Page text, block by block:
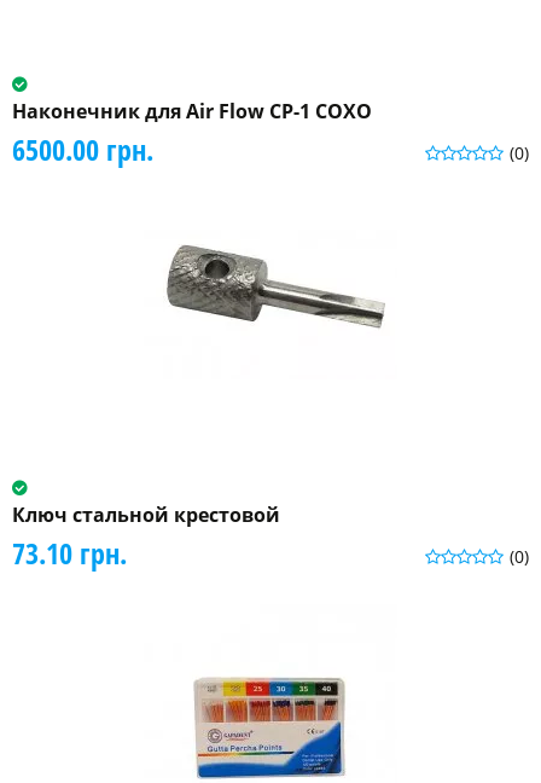
Наконечник для Air Flow CP-1 COXO
(0)
6500.00 грн.
Ключ стальной крестовой
(0)
73.10 грн.